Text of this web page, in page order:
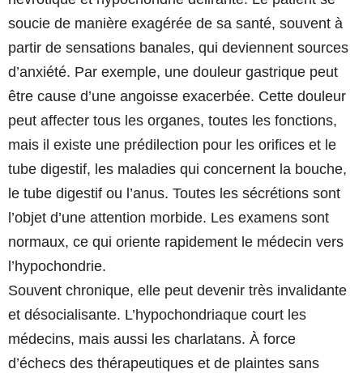
soucie de manière exagérée de sa santé, souvent à
partir de sensations banales, qui deviennent sources
d’anxiété. Par exemple, une douleur gastrique peut
être cause d’une angoisse exacerbée. Cette douleur
peut affecter tous les organes, toutes les fonctions,
mais il existe une prédilection pour les orifices et le
tube digestif, les maladies qui concernent la bouche,
le tube digestif ou l’anus. Toutes les sécrétions sont
l’objet d’une attention morbide. Les examens sont
normaux, ce qui oriente rapidement le médecin vers
l’hypochondrie.
Souvent chronique, elle peut devenir très invalidante
et désocialisante. L’hypochondriaque court les
médecins, mais aussi les charlatans. À force
d’échecs des thérapeutiques et de plaintes sans